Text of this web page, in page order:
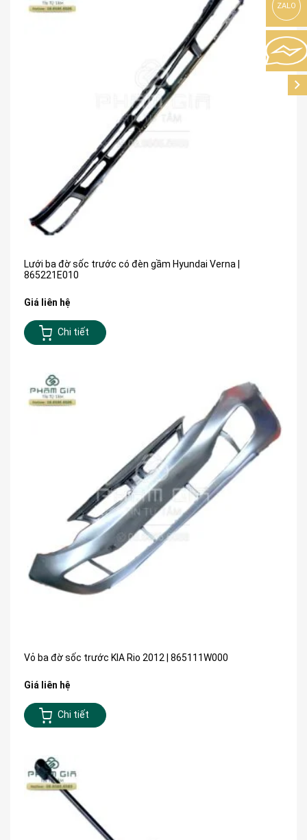
Lưới ba đờ sốc trước có đèn gầm Hyundai Verna |
865221E010
Giá liên hệ
Chi tiết
Vỏ ba đờ sốc trước KIA Rio 2012 | 865111W000
Giá liên hệ
Chi tiết
ZALO